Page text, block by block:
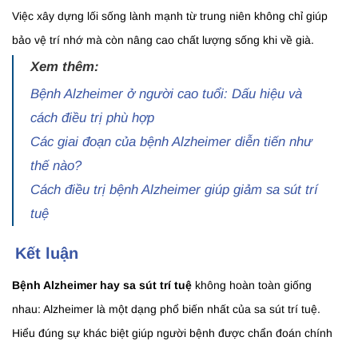
Việc xây dựng lối sống lành mạnh từ trung niên không chỉ giúp
bảo vệ trí nhớ mà còn nâng cao chất lượng sống khi về già.
Xem thêm:
Bệnh Alzheimer ở người cao tuổi: Dấu hiệu và
cách điều trị phù hợp
Các giai đoạn của bệnh Alzheimer diễn tiến như
thế nào?
Cách điều trị bệnh Alzheimer giúp giảm sa sút trí
tuệ
Kết luận
Bệnh Alzheimer hay sa sút trí tuệ không hoàn toàn giống
nhau: Alzheimer là một dạng phổ biến nhất của sa sút trí tuệ.
Hiểu đúng sự khác biệt giúp người bệnh được chẩn đoán chính